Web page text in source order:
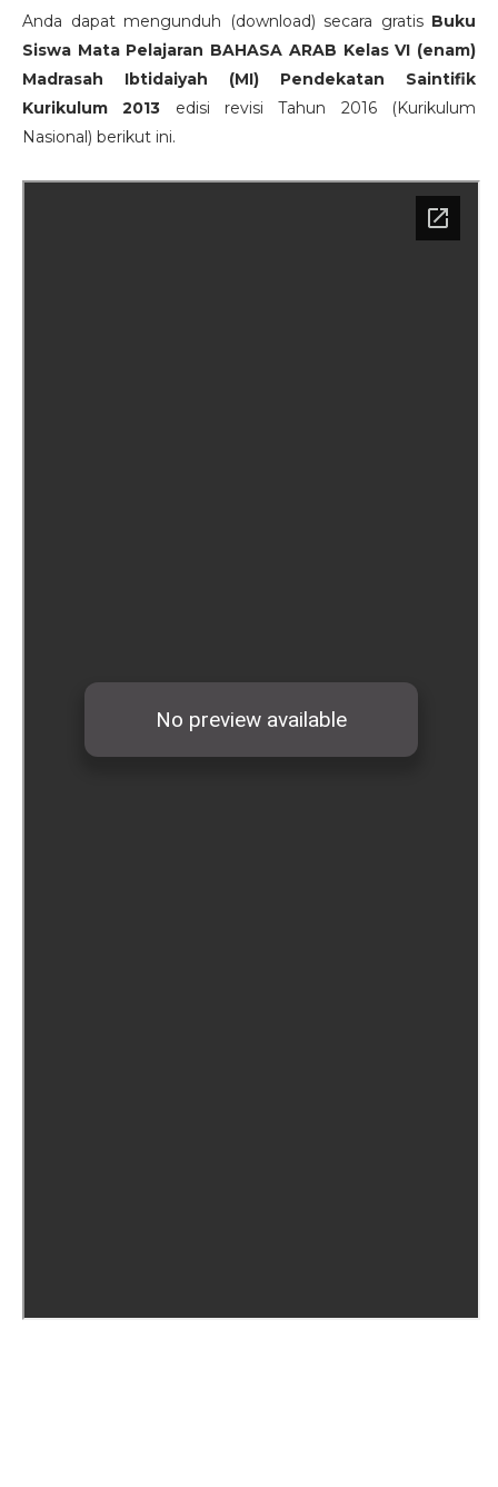
Anda dapat mengunduh (download) secara gratis Buku
Siswa Mata Pelajaran BAHASA ARAB Kelas VI (enam)
Madrasah Ibtidaiyah (MI) Pendekatan Saintifik
Kurikulum 2013 edisi revisi Tahun 2016 (Kurikulum
Nasional) berikut ini.